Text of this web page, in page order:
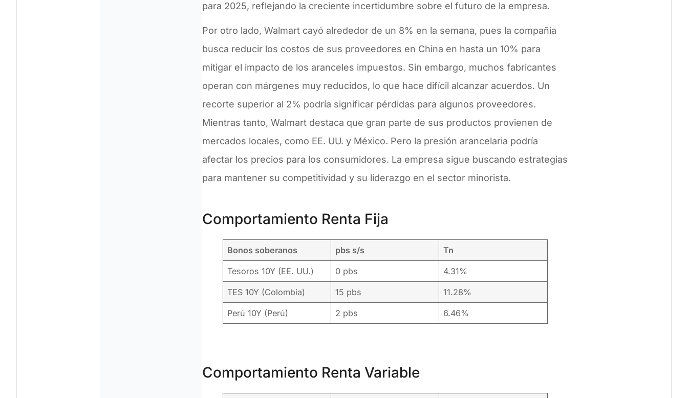
para 2025, reflejando la creciente incertidumbre sobre el futuro de la empresa.
Por otro lado, Walmart cayó alrededor de un 8% en la semana, pues la compañía
busca reducir los costos de sus proveedores en China en hasta un 10% para
mitigar el impacto de los aranceles impuestos. Sin embargo, muchos fabricantes
operan con márgenes muy reducidos, lo que hace difícil alcanzar acuerdos. Un
recorte superior al 2% podría significar pérdidas para algunos proveedores.
Mientras tanto, Walmart destaca que gran parte de sus productos provienen de
mercados locales, como EE. UU. y México. Pero la presión arancelaria podría
afectar los precios para los consumidores. La empresa sigue buscando estrategias
para mantener su competitividad y su liderazgo en el sector minorista.
Comportamiento Renta Fija
Bonos soberanos pbs s/s Tn
Tesoros 10Y (EE. UU.) 0 pbs 4.31%
TES 10Y (Colombia) 15 pbs 11.28%
Perú 10Y (Perú) 2 pbs 6.46%
Comportamiento Renta Variable